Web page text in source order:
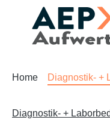
Hauptinhalt springen
Zur Suche springen
Zur Hauptnavigation
Home Diagnostik- +
Diagnostik- +